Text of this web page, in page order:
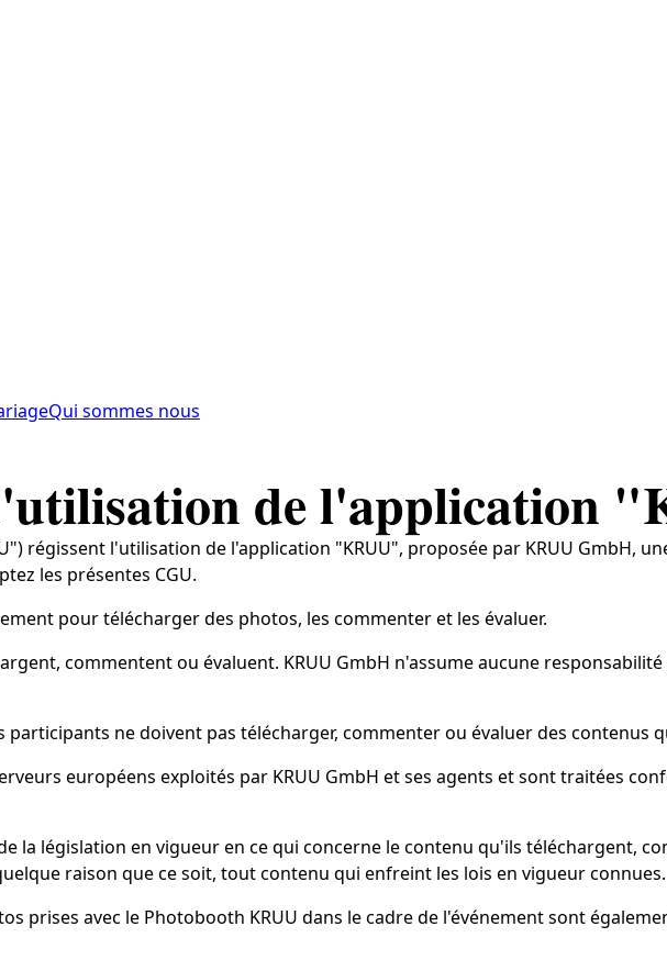
Qui sommes nous
de l'application
régissent l'utilisation de l'application "KRUU", proposée par KRUU GmbH,
les présentes CGU.
pour télécharger des photos, les commenter et les évaluer.
commentent ou évaluent. KRUU GmbH n'assume aucune
ne doivent pas télécharger, commenter ou évaluer des contenus
européens exploités par KRUU GmbH et ses agents et sont traitées
la législation en vigueur en ce qui concerne le contenu qu'ils téléchargent,
raison que ce soit, tout contenu qui enfreint les lois en vigueur connues.
prises avec le Photobooth KRUU dans le cadre de l'événement sont